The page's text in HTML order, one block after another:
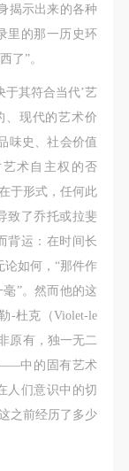
揭示出来的各种
里的那一历史环
了”。
于其符合当代’艺
、现代的艺术价
味史、社会价值
术自主权的否
于形式，任何此
致了乔托或拉斐
背运：在时间长
论如何，“那件作
”。然而他的这
-杜克（Violet-le
原有，独一无二
中的固有艺术
人们意识中的切
之前经历了多少